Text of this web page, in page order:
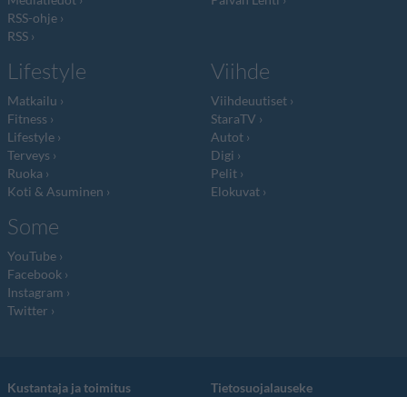
RSS-ohje
RSS
Lifestyle
Matkailu
Fitness
Lifestyle
Terveys
Ruoka
Koti & Asuminen
Viihde
Viihdeuutiset
StaraTV
Autot
Digi
Pelit
Elokuvat
Some
YouTube
Facebook
Instagram
Twitter
Kustantaja ja toimitus Tietosuojalauseke